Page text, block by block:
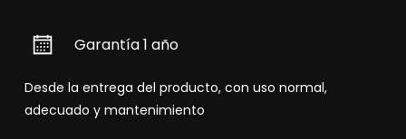
Garantía 1 año
Desde la entrega del producto, con uso normal,
adecuado y mantenimiento